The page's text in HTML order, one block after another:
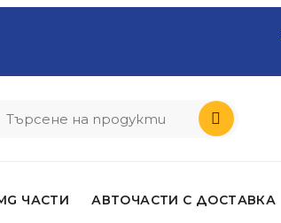
ЧАСТИ АВТОЧАСТИ С ДОСТАВКА